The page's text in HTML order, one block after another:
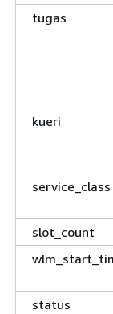
tugas
kueri
service_class
slot_count
status